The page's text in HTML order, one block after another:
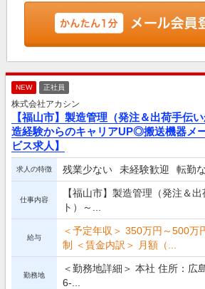
NEW 正社員
株式会社アカシン
【福山市】製造管理（発注＆出荷手伝
造経験からのキャリアUP◎搬送機器メ
ビス求人】
求人の特徴 残業少ない 未経験歓迎 転勤
仕事内容
【福山市】製造管理（発注＆
ト）～...
給与
＜予定年収＞ 350万円～500万
制 ＜賃金内訳＞ 月額（...
勤務地
＜勤務地詳細＞ 本社 住所：広
6-...